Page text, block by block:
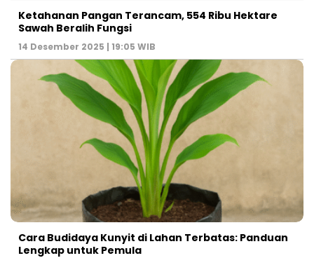
Ketahanan Pangan Terancam, 554 Ribu Hektare
Sawah Beralih Fungsi
14 Desember 2025 | 19:05 WIB
Cara Budidaya Kunyit di Lahan Terbatas: Panduan
Lengkap untuk Pemula